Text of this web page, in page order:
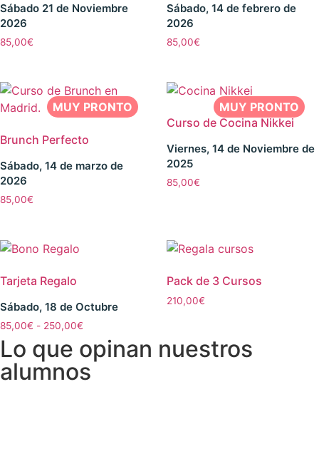
Sábado 21 de Noviembre
2026
85,00€
Sábado, 14 de febrero de
2026
85,00€
Brunch Perfecto
Sábado, 14 de marzo de
2026
85,00€
Curso de Cocina Nikkei
Viernes, 14 de Noviembre de
2025
85,00€
Tarjeta Regalo
Sábado, 18 de Octubre
85,00€ - 250,00€
Pack de 3 Cursos
210,00€
Lo que opinan nuestros
alumnos